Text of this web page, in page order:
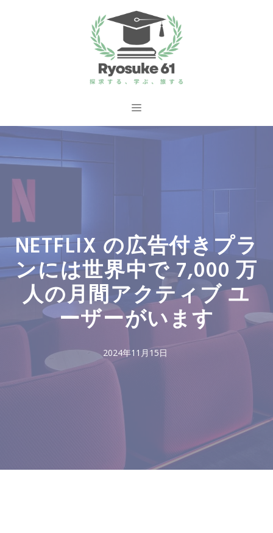
ス
ッ
メ
NETFLIX の広告付きプラ
ンには世界中で 7,000 万
人の月間アクティブ ユ
ーザーがいます
2024年11月15日